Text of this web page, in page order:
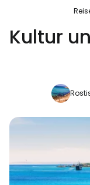
Kultur
... die